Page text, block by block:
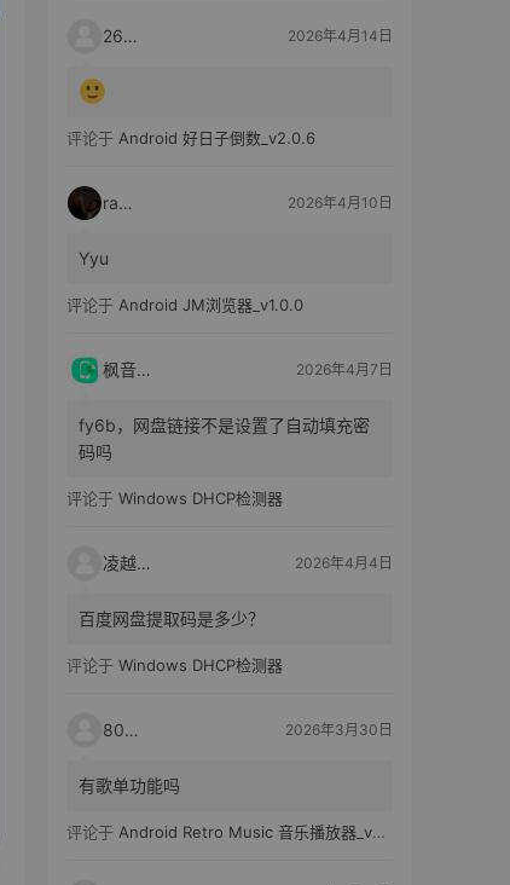
2603 2026年4月14日
评论于 Android 好日子倒数_v2.0.6
raka 2026年4月10日
Yyu
评论于 Android JM浏览器_v1.0.0
枫音应用 2026年4月7日
fy6b，网盘链接不是设置了自动填充密
码吗
评论于 Windows DHCP检测器
凌越电子 2026年4月4日
百度网盘提取码是多少？
评论于 Windows DHCP检测器
80521 2026年3月30日
有歌单功能吗
评论于 Android Retro Music 音乐播放器_v6.6.0